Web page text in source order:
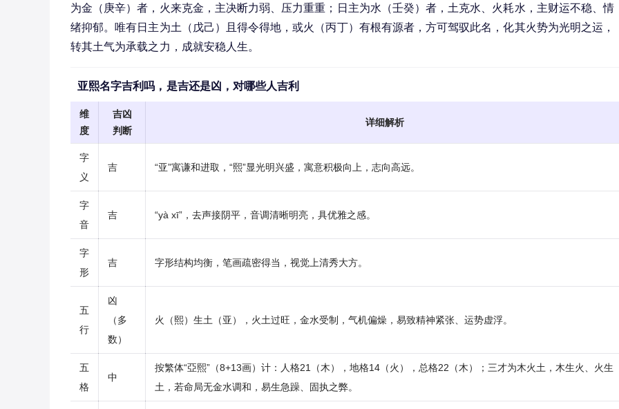
为金（庚辛）者，火来克金，主决断力弱、压力重重；日主为水（壬癸）者，土克水、火耗水，主财运不稳、情
绪抑郁。唯有日主为土（戊己）且得令得地，或火（丙丁）有根有源者，方可驾驭此名，化其火势为光明之运，
转其土气为承载之力，成就安稳人生。
亚熙名字吉利吗，是吉还是凶，对哪些人吉利
维
度
吉凶
判断
详细解析
字
义
吉 “亚”寓谦和进取，“熙”显光明兴盛，寓意积极向上，志向高远。
字
音
吉 “yà xī”，去声接阴平，音调清晰明亮，具优雅之感。
字
形
吉 字形结构均衡，笔画疏密得当，视觉上清秀大方。
五
行
凶
（多
数）
火（熙）生土（亚），火土过旺，金水受制，气机偏燥，易致精神紧张、运势虚浮。
五
格
中
按繁体“亞熙”（8+13画）计：人格21（木），地格14（火），总格22（木）；三才为木火土，木生火、火生
土，若命局无金水调和，易生急躁、固执之弊。